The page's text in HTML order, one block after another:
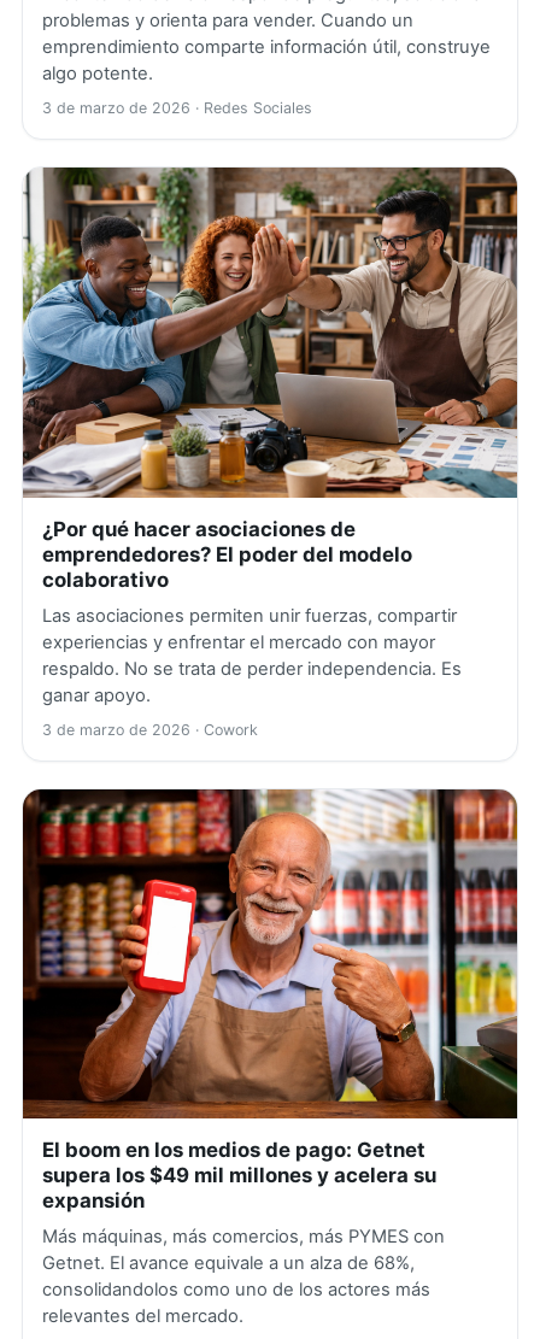
problemas y orienta para vender. Cuando un
emprendimiento comparte información útil, construye
algo potente.
3 de marzo de 2026 · Redes Sociales
¿Por qué hacer asociaciones de
emprendedores? El poder del modelo
colaborativo
Las asociaciones permiten unir fuerzas, compartir
experiencias y enfrentar el mercado con mayor
respaldo. No se trata de perder independencia. Es
ganar apoyo.
3 de marzo de 2026 · Cowork
El boom en los medios de pago: Getnet
supera los $49 mil millones y acelera su
expansión
Más máquinas, más comercios, más PYMES con
Getnet. El avance equivale a un alza de 68%,
consolidandolos como uno de los actores más
relevantes del mercado.